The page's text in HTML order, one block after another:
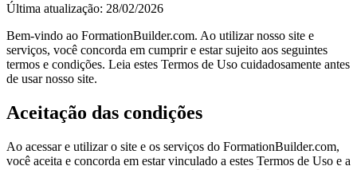
Última atualização: 28/02/2026
Bem-vindo ao FormationBuilder.com. Ao utilizar nosso site e
serviços, você concorda em cumprir e estar sujeito aos seguintes
termos e condições. Leia estes Termos de Uso cuidadosamente antes
de usar nosso site.
Aceitação das condições
Ao acessar e utilizar o site e os serviços do FormationBuilder.com,
você aceita e concorda em estar vinculado a estes Termos de Uso e a